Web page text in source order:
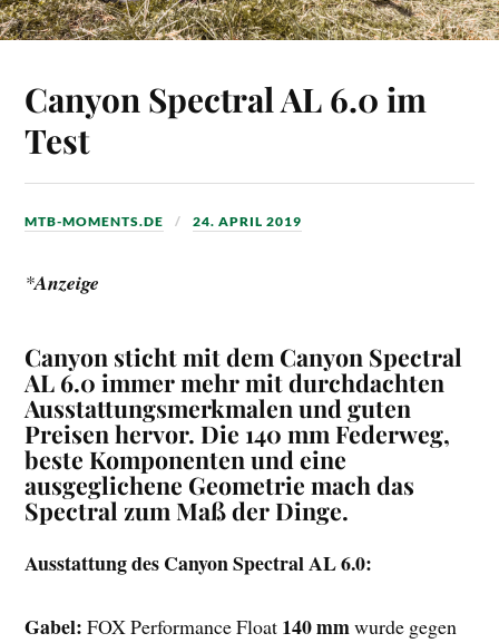
Canyon Spectral AL 6.0 im
Test
MTB-MOMENTS.DE 24. APRIL 2019
*Anzeige
Canyon sticht mit dem Canyon Spectral
AL 6.0 immer mehr mit durchdachten
Ausstattungsmerkmalen und guten
Preisen hervor. Die 140 mm Federweg,
beste Komponenten und eine
ausgeglichene Geometrie mach das
Spectral zum Maß der Dinge.
Ausstattung des Canyon Spectral AL 6.0:
Gabel: FOX Performance Float 140 mmwurde gegen